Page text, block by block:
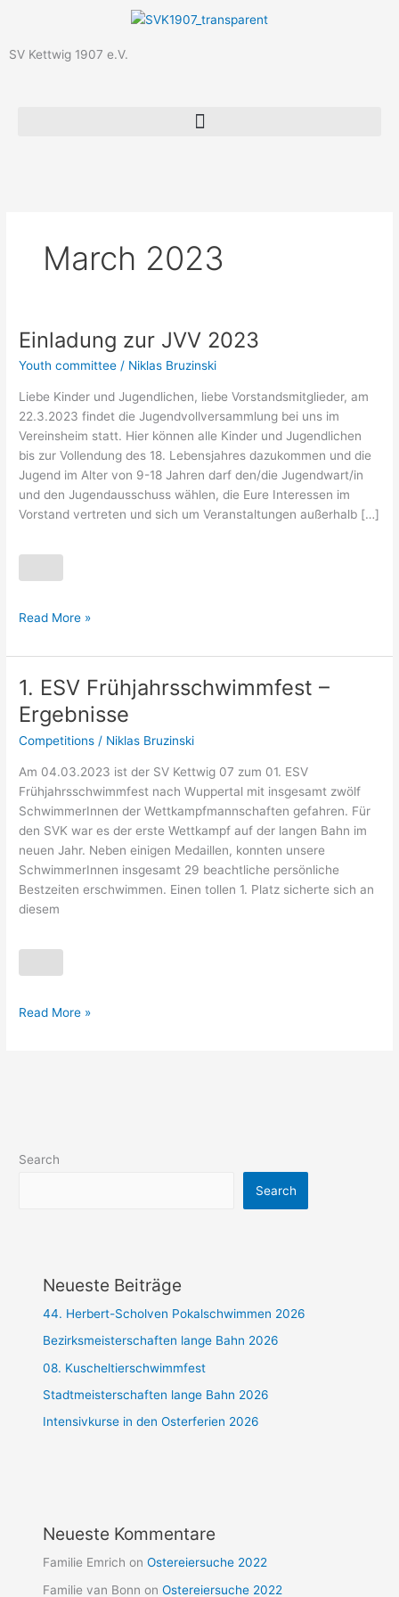
content
SV Kettwig 1907 e.V.
March 2023
Einladung zur JVV 2023
Youth committee / Niklas Bruzinski
Liebe Kinder und Jugendlichen, liebe Vorstandsmitglieder, am
22.3.2023 findet die Jugendvollversammlung bei uns im
Vereinsheim statt. Hier können alle Kinder und Jugendlichen
bis zur Vollendung des 18. Lebensjahres dazukommen und die
Jugend im Alter von 9-18 Jahren darf den/die Jugendwart/in
und den Jugendausschuss wählen, die Eure Interessen im
Vorstand vertreten und sich um Veranstaltungen außerhalb […]
Einladung
JVV
2023
Read More »
1. ESV Frühjahrsschwimmfest –
Ergebnisse
Competitions / Niklas Bruzinski
Am 04.03.2023 ist der SV Kettwig 07 zum 01. ESV
Frühjahrsschwimmfest nach Wuppertal mit insgesamt zwölf
SchwimmerInnen der Wettkampfmannschaften gefahren. Für
den SVK war es der erste Wettkampf auf der langen Bahn im
neuen Jahr. Neben einigen Medaillen, konnten unsere
SchwimmerInnen insgesamt 29 beachtliche persönliche
Bestzeiten erschwimmen. Einen tollen 1. Platz sicherte sich an
diesem
1.
ESV
Frühjahrsschwimmfest
–
Read More »
Search
Search
Neueste Beiträge
44. Herbert-Scholven Pokalschwimmen 2026
Bezirksmeisterschaften lange Bahn 2026
08. Kuscheltierschwimmfest
Stadtmeisterschaften lange Bahn 2026
Intensivkurse in den Osterferien 2026
Neueste Kommentare
Familie Emrich onOstereiersuche 2022
Familie van Bonn onOstereiersuche 2022